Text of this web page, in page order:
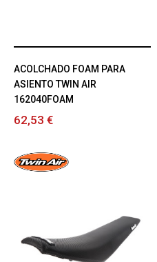
ACOLCHADO FOAM PARA
ASIENTO TWIN AIR
162040FOAM
62,53 €